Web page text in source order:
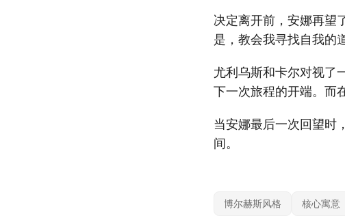
决定离开前，安娜再望
是，教会我寻找自我的
尤利乌斯和卡尔对视了
下一次旅程的开端。而
当安娜最后一次回望时
间。
博尔赫斯风格 核心寓意